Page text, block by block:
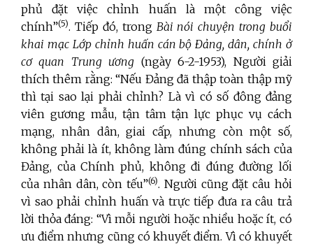
phủ đặt việc chỉnh huấn là một công việc
chính”(5). Tiếp đó, trong Bài nói chuyện trong buổi
khai mạc Lớp chỉnh huấn cán bộ Đảng, dân, chính ở
cơ quan Trung ương (ngày 6-2-1953), Người giải
thích thêm rằng: “Nếu Đảng đã thập toàn thập mỹ
thì tại sao lại phải chỉnh? Là vì có số đông đảng
viên gương mẫu, tận tâm tận lực phục vụ cách
mạng, nhân dân, giai cấp, nhưng còn một số,
không phải là ít, không làm đúng chính sách của
Đảng, của Chính phủ, không đi đúng đường lối
của nhân dân, còn tếu”(6). Người cũng đặt câu hỏi
vì sao phải chỉnh huấn và trực tiếp đưa ra câu trả
lời thỏa đáng: “Vì mỗi người hoặc nhiều hoặc ít, có
ưu điểm nhưng cũng có khuyết điểm. Vì có khuyết